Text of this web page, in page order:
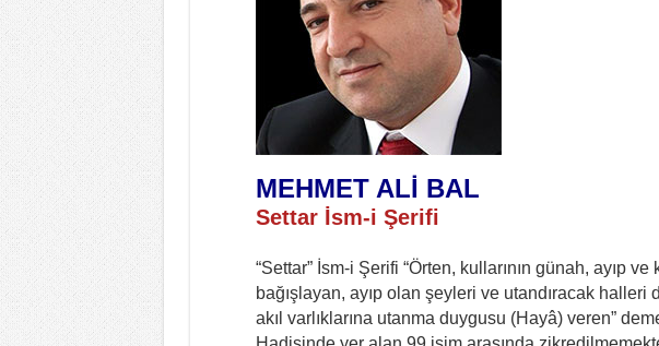
MEHMET ALİ BAL
Settar İsm-i Şerifi
“Settar” İsm-i Şerifi “Örten, kullarının günah, ayıp ve
bağışlayan, ayıp olan şeyleri ve utandıracak halleri
akıl varlıklarına utanma duygusu (Hayâ) veren”